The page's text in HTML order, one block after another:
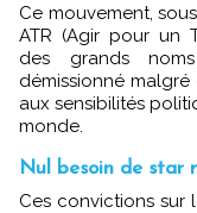
Ce mouvement,
ATR (Agir pour un
des grands
démissionné
aux sensibilités
monde.
Nul besoin de star
Ces convictions sur le tourisme durable seront renforcées